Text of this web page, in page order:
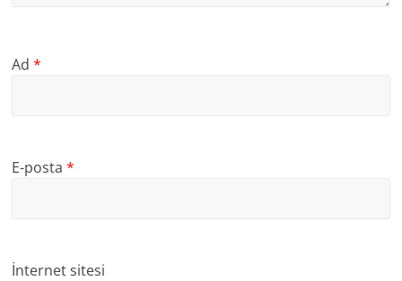
Ad*
E-posta*
İnternet sitesi